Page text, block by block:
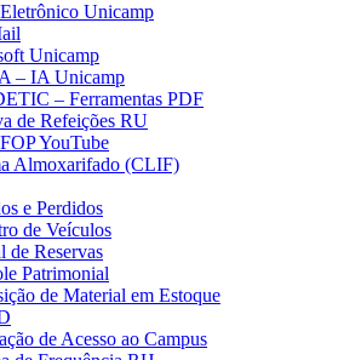
Unicamp
Unicamp
– IA Unicamp
– Ferramentas PDF
de Refeições RU
YouTube
Almoxarifado (CLIF)
e Perdidos
de Veículos
de Reservas
Patrimonial
de Material em Estoque
de Acesso ao Campus